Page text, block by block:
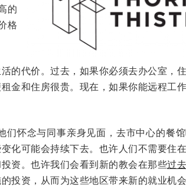
的
格
的代价。过去，如果你必须去办公室，
金和住房很贵。现在，如果你能远程工
怀念与同事亲身见面，去市中心的餐
化可能会持续下去。也许人们不需要住
资。也许我们会看到新的教会在那些过
投资，从而为这些地区带来新的就业机